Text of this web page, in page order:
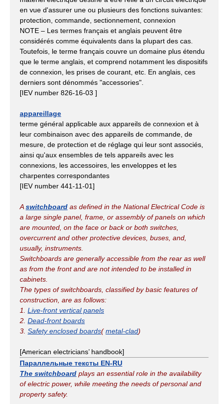
en vue d'assurer une ou plusieurs des fonctions suivantes:
protection, commande, sectionnement, connexion
NOTE – Les termes français et anglais peuvent être
considérés comme équivalents dans la plupart des cas.
Toutefois, le terme français couvre un domaine plus étendu
que le terme anglais, et comprend notamment les dispositifs
de connexion, les prises de courant, etc. En anglais, ces
derniers sont dénommés "accessories".
[IEV number 826-16-03 ]
appareillage
terme général applicable aux appareils de connexion et à
leur combinaison avec des appareils de commande, de
mesure, de protection et de réglage qui leur sont associés,
ainsi qu'aux ensembles de tels appareils avec les
connexions, les accessoires, les enveloppes et les
charpentes correspondantes
[IEV number 441-11-01]
Aswitchboard as defined in the National Electrical Code is
a large single panel, frame, or assembly of panels on which
are mounted, on the face or back or both switches,
overcurrent and other protective devices, buses, and,
usually, instruments.
Switchboards are generally accessible from the rear as well
as from the front and are not intended to be installed in
cabinets.
The types of switchboards, classified by basic features of
construction, are as follows:
1. Live-front vertical panels
2. Dead-front boards
3. Safety enclosed boards(metal-clad)
[American electricians’ handbook]
Параллельные тексты EN-RU
The switchboard plays an essential role in the availability
of electric power, while meeting the needs of personal and
property safety.